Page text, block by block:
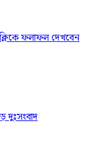
ফলাফল দেখবেন
দুঃসংবাদ